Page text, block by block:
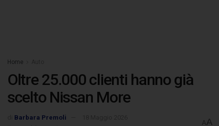
Home
Oltre 25.000 clienti hanno già
scelto Nissan More
Barbara Premoli
AA